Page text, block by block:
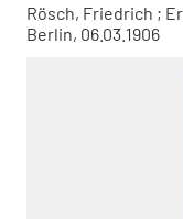
Rösch, Friedrich ;
Berlin, 06.03.1906